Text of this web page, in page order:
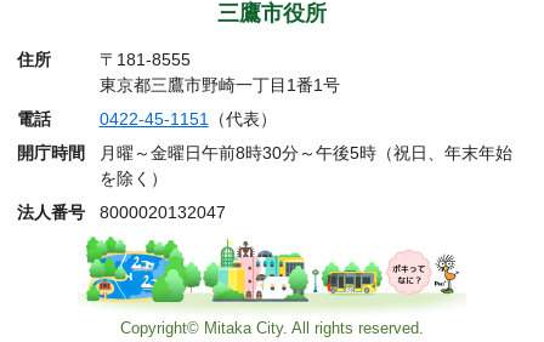
三鷹市役所
住所
〒181-8555
東京都三鷹市野崎一丁目1番1号
電話
0422-45-1151（代表）
開庁時間
月曜～金曜日午前8時30分～午後5時（祝日、年末年始
を除く）
法人番号
8000020132047
Copyright© Mitaka City. All rights reserved.